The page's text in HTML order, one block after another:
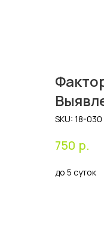
SKU: 18-030
750 р.
до 5 суток